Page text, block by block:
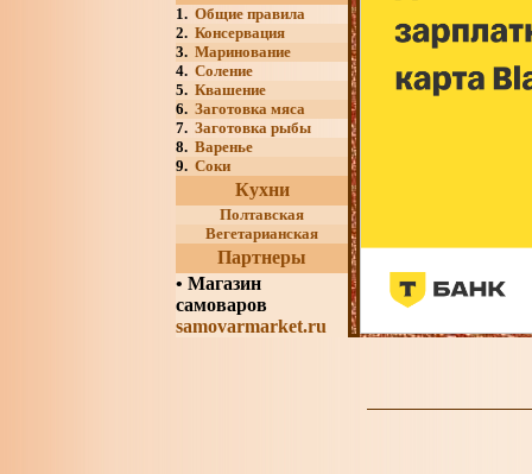
1. Общие правила
2. Консервация
3. Маринование
4. Соление
5. Квашение
6. Заготовка мяса
7. Заготовка рыбы
8. Варенье
9. Соки
Кухни
Полтавская
Вегетарианская
Партнеры
• Магазин
самоваров
samovarmarket.ru